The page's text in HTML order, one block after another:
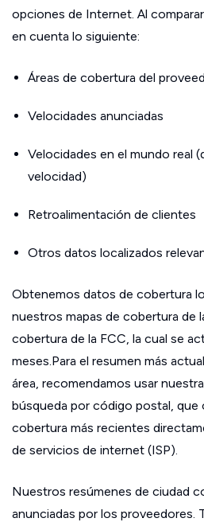
opciones de Internet. Al
en cuenta lo siguiente:
Áreas de cobertura del
Velocidades anunciadas
Velocidades en el mundo real
velocidad)
Retroalimentación de clientes
Otros datos localizados
Obtenemos datos de cobertura
nuestros mapas de cobertura de
cobertura de la FCC, la cual se
meses.Para el resumen más
área, recomendamos usar
búsqueda por código postal,
cobertura más recientes
de servicios de internet (ISP).
Nuestros resúmenes de ciudad
anunciadas por los proveedores.